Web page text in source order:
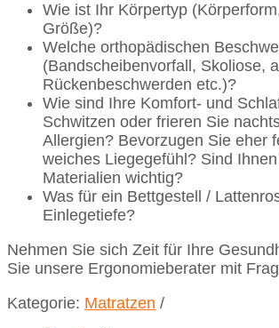
Wie ist Ihr Körpertyp
Größe)?
Welche orthopädischen
(Bandscheibenvorfall, Skoliose,
Rückenbeschwerden etc.)?
Wie sind Ihre Komfort- und
Schwitzen oder frieren Sie
Allergien? Bevorzugen Sie eher
weiches Liegegefühl? Sind
Materialien wichtig?
Was für ein Bettgestell /
Einlegetiefe?
Nehmen Sie sich Zeit für Ihre
Sie unsere Ergonomieberater mit
Kategorie: Matratzen